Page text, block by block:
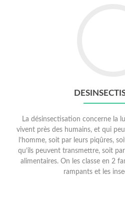
La désinsectisation concerne la
vivent près des humains, et qui
l’homme, soit par leurs piqûres,
qu’ils peuvent transmettre, soit
alimentaires. On les classe en 2
rampants et les